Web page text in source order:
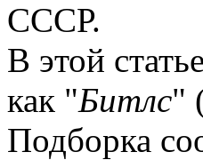
СССР.
В этой
как "Битлс"
Подборка